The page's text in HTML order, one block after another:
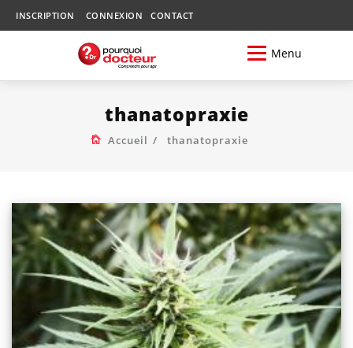
INSCRIPTION CONNEXION CONTACT
Menu
thanatopraxie
Accueil thanatopraxie